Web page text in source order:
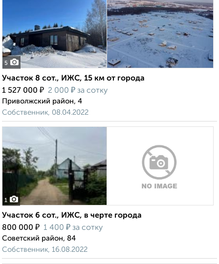
5
Участок 8 сот., ИЖС, 15 км от города
1 527 000 ₽ 2 000 ₽ за сотку
Приволжский район, 4
Собственник, 08.04.2022
1
Участок 6 сот., ИЖС, в черте города
800 000 ₽ 1 400 ₽ за сотку
Советский район, 84
Собственник, 16.08.2022